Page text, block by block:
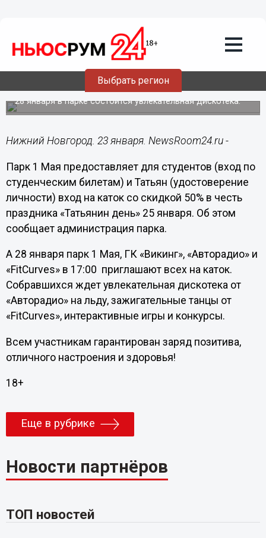
Выбрать регион
23.01.201714:36
Парк 1 Мая предоставляет студентам и
Татьянам скидку в 50% 25 января
28 января в парке состоится увлекательная дискотека.
Нижний Новгород. 23 января. NewsRoom24.ru -
Парк 1 Мая предоставляет для студентов (вход по
студенческим билетам) и Татьян (удостоверение
личности) вход на каток со скидкой 50% в честь
праздника «Татьянин день» 25 января. Об этом
сообщает администрация парка.
А 28 января парк 1 Мая, ГК «Викинг», «Авторадио» и
«FitCurves» в 17:00 приглашают всех на каток.
Собравшихся ждет увлекательная дискотека от
«Авторадио» на льду, зажигательные танцы от
«FitCurves», интерактивные игры и конкурсы.
Всем участникам гарантирован заряд позитива,
отличного настроения и здоровья!
18+
Еще в рубрике
Новости партнёров
ТОП новостей